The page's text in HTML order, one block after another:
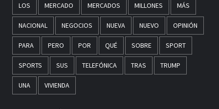
LOS MERCADO MERCADOS MILLONES MÁS
NACIONAL NEGOCIOS NUEVA NUEVO OPINIÓN
PARA PERO POR QUÉ SOBRE SPORT
SPORTS SUS TELEFÓNICA TRAS TRUMP
UNA VIVIENDA